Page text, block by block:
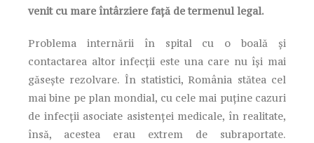
venit cu mare întârziere față de termenul legal.
Problema internării în spital cu o boală și
contactarea altor infecții este una care nu își mai
găsește rezolvare. În statistici, România stătea cel
mai bine pe plan mondial, cu cele mai puține cazuri
de infecții asociate asistenței medicale, în realitate,
însă, acestea erau extrem de subraportate.